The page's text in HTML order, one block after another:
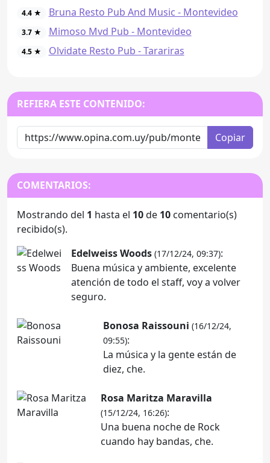
4.4 ★ Bruna Resto Pub And Music - Montevideo
3.7 ★ Mimoso Mvd Pub - Montevideo
4.5 ★ Olvidate Resto Pub - Tarariras
REFIERA ESTE CONTENIDO:
Copiar
COMENTARIOS:
Mostrando del 1 hasta el 10de 10 comentario(s)
recibido(s).
Edelweiss Woods (17/12/24, 09:37):
Buena música y ambiente, excelente
atención de todo el staff, voy a volver
seguro.
Bonosa Raissouni (16/12/24,
09:55):
La música y la gente están de
diez, che.
Rosa Maritza Maravilla
(15/12/24, 16:26):
Una buena noche de Rock
cuando hay bandas, che.